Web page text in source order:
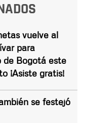
vuelve al
para
de Bogotá este
¡Asiste gratis!
se festejó